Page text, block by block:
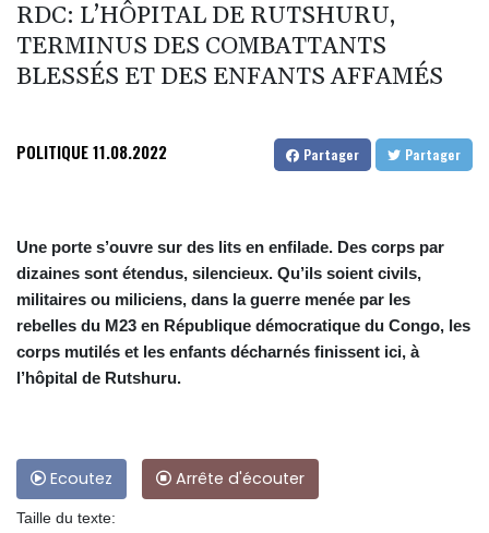
RDC: L’HÔPITAL DE RUTSHURU,
TERMINUS DES COMBATTANTS
BLESSÉS ET DES ENFANTS AFFAMÉS
POLITIQUE11.08.2022 Partager Partager
Une porte s’ouvre sur des lits en enfilade. Des corps par
dizaines sont étendus, silencieux. Qu’ils soient civils,
militaires ou miliciens, dans la guerre menée par les
rebelles du M23 en République démocratique du Congo, les
corps mutilés et les enfants décharnés finissent ici, à
l’hôpital de Rutshuru.
Ecoutez Arrête d'écouter
Taille du texte: